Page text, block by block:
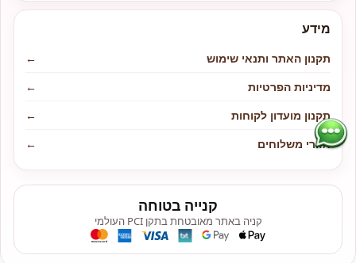
מידע
תקנון האתר ותנאי שימוש
←
מדיניות הפרטיות
←
תקנון מועדון לקוחות
←
אזורי משלוחים
←
קנייה בטוחה
קניה באתר מאובטחת בתקן PCI העולמי